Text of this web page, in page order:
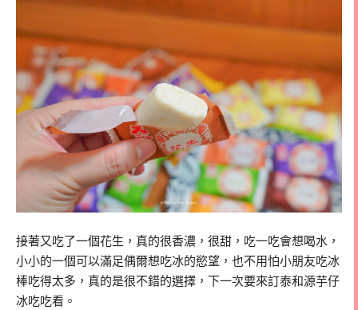
接著又吃了一個花生，真的很香濃，很甜，吃一吃會想喝水，
小小的一個可以滿足偶爾想吃冰的慾望，也不用怕小朋友吃冰
棒吃得太多，真的是很不錯的選擇，下一次要來訂泰和源芋仔
冰吃吃看。